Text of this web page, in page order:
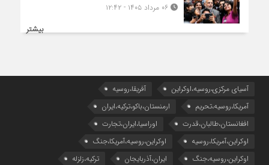
۰۶ مرداد ۱۴۰۵ - ۱۲:۴۲
بیشتر
آسیای مرکزی،روسیه،اوکراین
آفریقا،روسیه
آمریکا،روسیه،تحریم
ارمنستان،باکو،ترکیه،ایران
افغانستان،طالبان،قدرت
اوراسیا،ایران،تجارت
اوکراین،آمریکا،روسیه
اوکراین،روسیه،آمریکا،جنگ
اوکراین،روسیه،جنگ
ایران،آذربایجان
ترکیه،زلزله